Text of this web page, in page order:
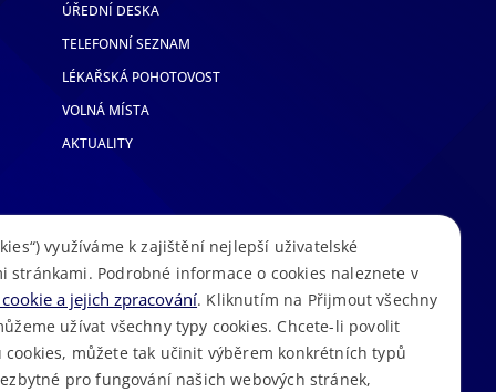
ÚŘEDNÍ DESKA
TELEFONNÍ SEZNAM
LÉKAŘSKÁ POHOTOVOST
VOLNÁ MÍSTA
AKTUALITY
•Mapa stránek•Cookies •Prohlášení o přístupnosti•GDPR
využíváme k zajištění nejlepší uživatelské
stránkami. Podrobné informace o cookies naleznete v
a jejich zpracování. Kliknutím na Přijmout všechny
užívat všechny typy cookies. Chcete-li povolit
můžete tak učinit výběrem konkrétních typů
pro fungování našich webových stránek,